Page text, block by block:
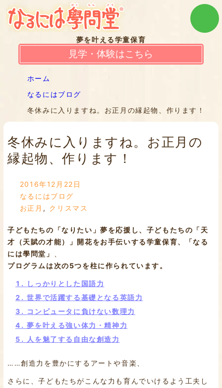
夢を叶える学童保育
見学・体験はこちら
ホーム
なるにはブログ
冬休みに入りますね。お正月の縁起物、作ります！
冬休みに入りますね。お正月の
縁起物、作ります！
2016年12月22日
なるにはブログ
お正月 , クリスマス
子どもたちの「なりたい」夢を応援し、子どもたちの「天
才（天賦の才能）」開花をお手伝いする学童保育、「なる
には學問堂」
プログラムは次の5つを柱に作られています。
しっかりとした国語力
世界で活躍する基礎となる英語力
コンピュータに負けない数理力
夢を叶える強い体力・精神力
人を魅了する自由な創造力
……創造力を豊かにするアートや音楽、
さらに、子どもたちがこんな力も育んでいけるよう工夫し